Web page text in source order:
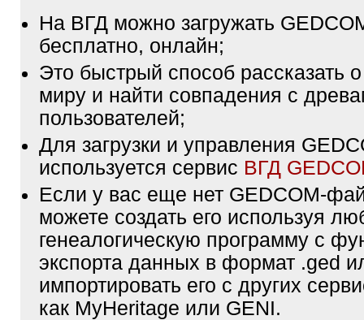
На ВГД можно загружать
бесплатно, онлайн;
Это быстрый способ рассказать
миру и найти совпадения с
пользователей;
Для загрузки и управления
используется сервис ВГД
Если у вас еще нет GEDCOM-
можете создать его используя
генеалогическую программу с
экспорта данных в формат .ged
импортировать его с других
как MyHeritage или GENI.